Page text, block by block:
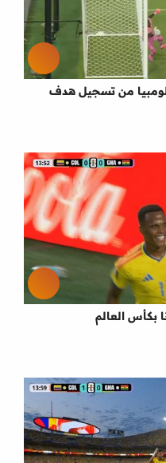
من تسجيل هدف
بكأس العالم